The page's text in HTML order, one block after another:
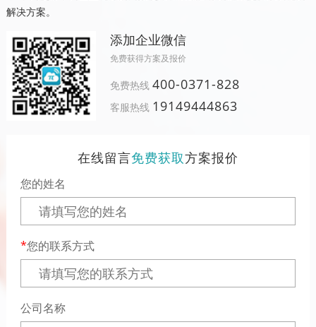
解决方案。
添加企业微信
免费获得方案及报价
免费热线 400-0371-828
客服热线 19149444863
在线留言免费获取方案报价
您的姓名
您的联系方式
公司名称